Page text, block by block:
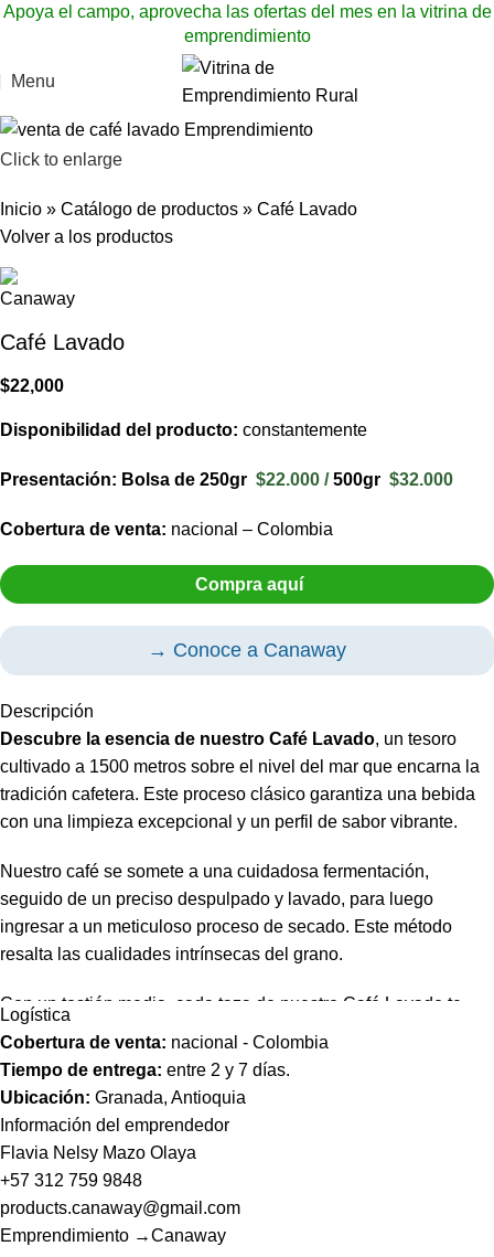
Apoya el campo, aprovecha las ofertas del mes en la vitrina de
emprendimiento
Menu
Click to enlarge
Inicio » Catálogo de productos » Café Lavado
Volver a los productos
Café Lavado
$22,000
Disponibilidad del producto: constantemente
Presentación: Bolsa de 250gr $22.000 /500gr $32.000
Cobertura de venta: nacional – Colombia
Compra aquí
→ Conoce a Canaway
Descripción
Descubre la esencia de nuestro Café Lavado, un tesoro
cultivado a 1500 metros sobre el nivel del mar que encarna la
tradición cafetera. Este proceso clásico garantiza una bebida
con una limpieza excepcional y un perfil de sabor vibrante.
Nuestro café se somete a una cuidadosa fermentación,
seguido de un preciso despulpado y lavado, para luego
ingresar a un meticuloso proceso de secado. Este método
resalta las cualidades intrínsecas del grano.
Con un tostión media, cada taza de nuestro Café Lavado te
deleitará con notas dulces de caramelo y una refrescante
característica frutal, complementadas por una acidez intensa
que vivifica el paladar. Es la elección perfecta para quienes
buscan un café equilibrado, brillante y lleno de carácter.
Logística
Cobertura de venta: nacional - Colombia
Tiempo de entrega: entre 2 y 7 días.
Ubicación: Granada, Antioquia
Información del emprendedor
Flavia Nelsy Mazo Olaya
+57 312 759 9848
products.canaway@gmail.com
Emprendimiento →Canaway